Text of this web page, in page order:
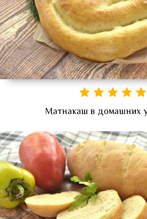
Матнакаш в домашних